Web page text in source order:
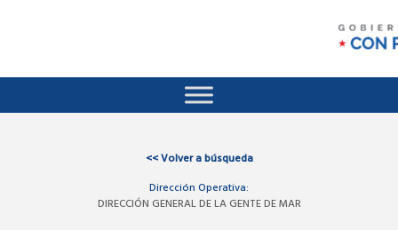
<<Volver a búsqueda
Dirección Operativa:
DIRECCIÓN GENERAL DE LA GENTE DE MAR